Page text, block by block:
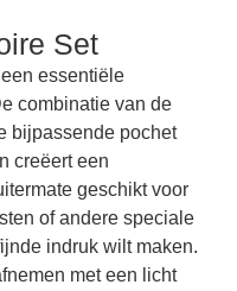
Set
essentiële
combinatie van de
bijpassende pochet
creëert een
geschikt voor
of andere speciale
indruk wilt maken.
met een licht